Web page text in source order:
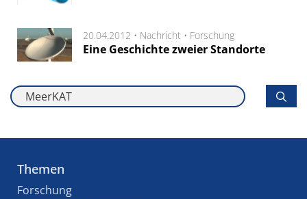
20.04.2012 • Nachricht • Forschung
Eine Geschichte zweier Standorte
Themen
Forschung